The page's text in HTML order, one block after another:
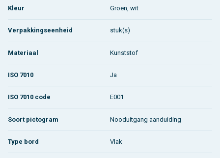
Kleur Groen, wit
Verpakkingseenheid stuk(s)
Materiaal Kunststof
ISO 7010 Ja
ISO 7010 code E001
Soort pictogram Nooduitgang aanduiding
Type bord Vlak